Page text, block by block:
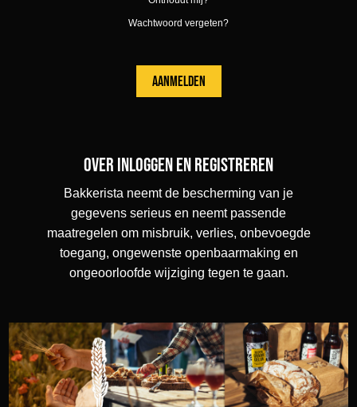
Wachtwoord vergeten?
Over inloggen en registreren
Bakkerista neemt de bescherming van je
gegevens serieus en neemt passende
maatregelen om misbruik, verlies, onbevoegde
toegang, ongewenste openbaarmaking en
ongeoorloofde wijziging tegen te gaan.